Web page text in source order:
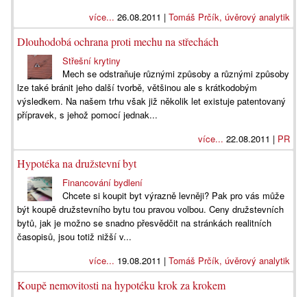
více... 26.08.2011 | Tomáš Prčík, úvěrový analytik
Dlouhodobá ochrana proti mechu na střechách
Střešní krytiny
Mech se odstraňuje různými způsoby a různými způsoby
lze také bránit jeho další tvorbě, většinou ale s krátkodobým
výsledkem. Na našem trhu však již několik let existuje patentovaný
přípravek, s jehož pomocí jednak...
více... 22.08.2011 | PR
Hypotéka na družstevní byt
Financování bydlení
Chcete si koupit byt výrazně levněji? Pak pro vás může
být koupě družstevního bytu tou pravou volbou. Ceny družstevních
bytů, jak je možno se snadno přesvědčit na stránkách realitních
časopisů, jsou totiž nižší v...
více... 19.08.2011 | Tomáš Prčík, úvěrový analytik
Koupě nemovitosti na hypotéku krok za krokem